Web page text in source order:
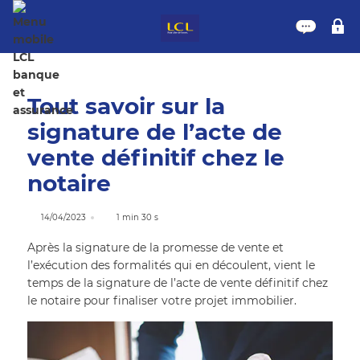
Tout savoir sur la
signature de l’acte de
vente définitif chez le
notaire
14/04/2023 1 min 30 s
Après la signature de la promesse de vente et
l’exécution des formalités qui en découlent, vient le
temps de la signature de l’acte de vente définitif chez
le notaire pour finaliser votre projet immobilier.